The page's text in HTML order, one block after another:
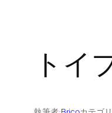
トイ